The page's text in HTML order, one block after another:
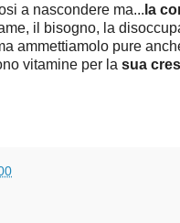
a nascondere ma... la
il bisogno, la
ammettiamolo pure
vitamine per la sua